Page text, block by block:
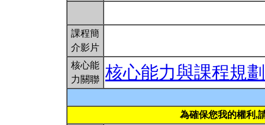
課程簡
介影片
核心能
力關聯 核心能力與課程規
為確保您我的權利,